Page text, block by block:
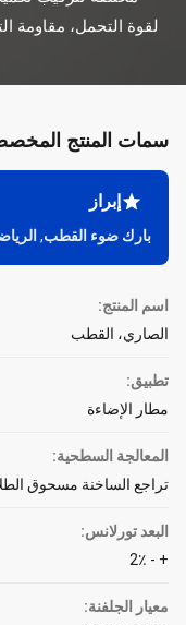
لقوة التحمل، مقاومة
سمات المنتج
إبراز
بارك ضوء القطب,
اسم المنتج:
الصاري، القطب
تطبيق:
مطار الإضاءة
المعالجة السطحية:
تراجع الساخنة مسحوق
البعد تورلانس:
+ - 2٪
معيار الجلفنة: